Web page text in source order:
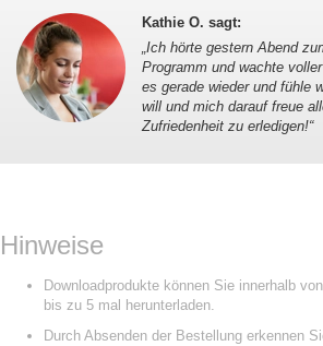
Kathie O. sagt:
„Ich hörte gestern Abend
Programm und wachte
es gerade wieder und fühle
will und mich darauf freue
Zufriedenheit zu erledigen!“
Hinweise
Downloadprodukte können Sie innerhalb
bis zu 5 mal herunterladen.
Durch Absenden der Bestellung erkennen